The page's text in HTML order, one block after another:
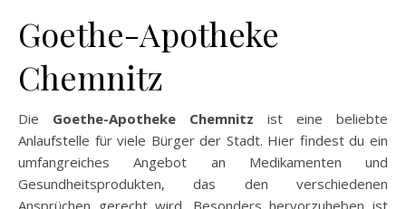
Goethe-Apotheke
Chemnitz
Die Goethe-Apotheke Chemnitz ist eine beliebte
Anlaufstelle für viele Bürger der Stadt. Hier findest du ein
umfangreiches Angebot an Medikamenten und
Gesundheitsprodukten, das den verschiedenen